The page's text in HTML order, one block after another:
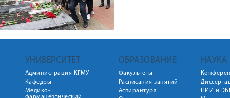
УНИВЕРСИТЕТ
Администрация КГМУ
Кафедры
Медико-
ОБРАЗОВАНИЕ
Факультеты
Расписания занятий
Аспирантура
НАУКА
НИИ и